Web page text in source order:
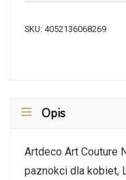
SKU: 4052136068269
Opis
Artdeco Art Couture
paznokci dla kobiet,